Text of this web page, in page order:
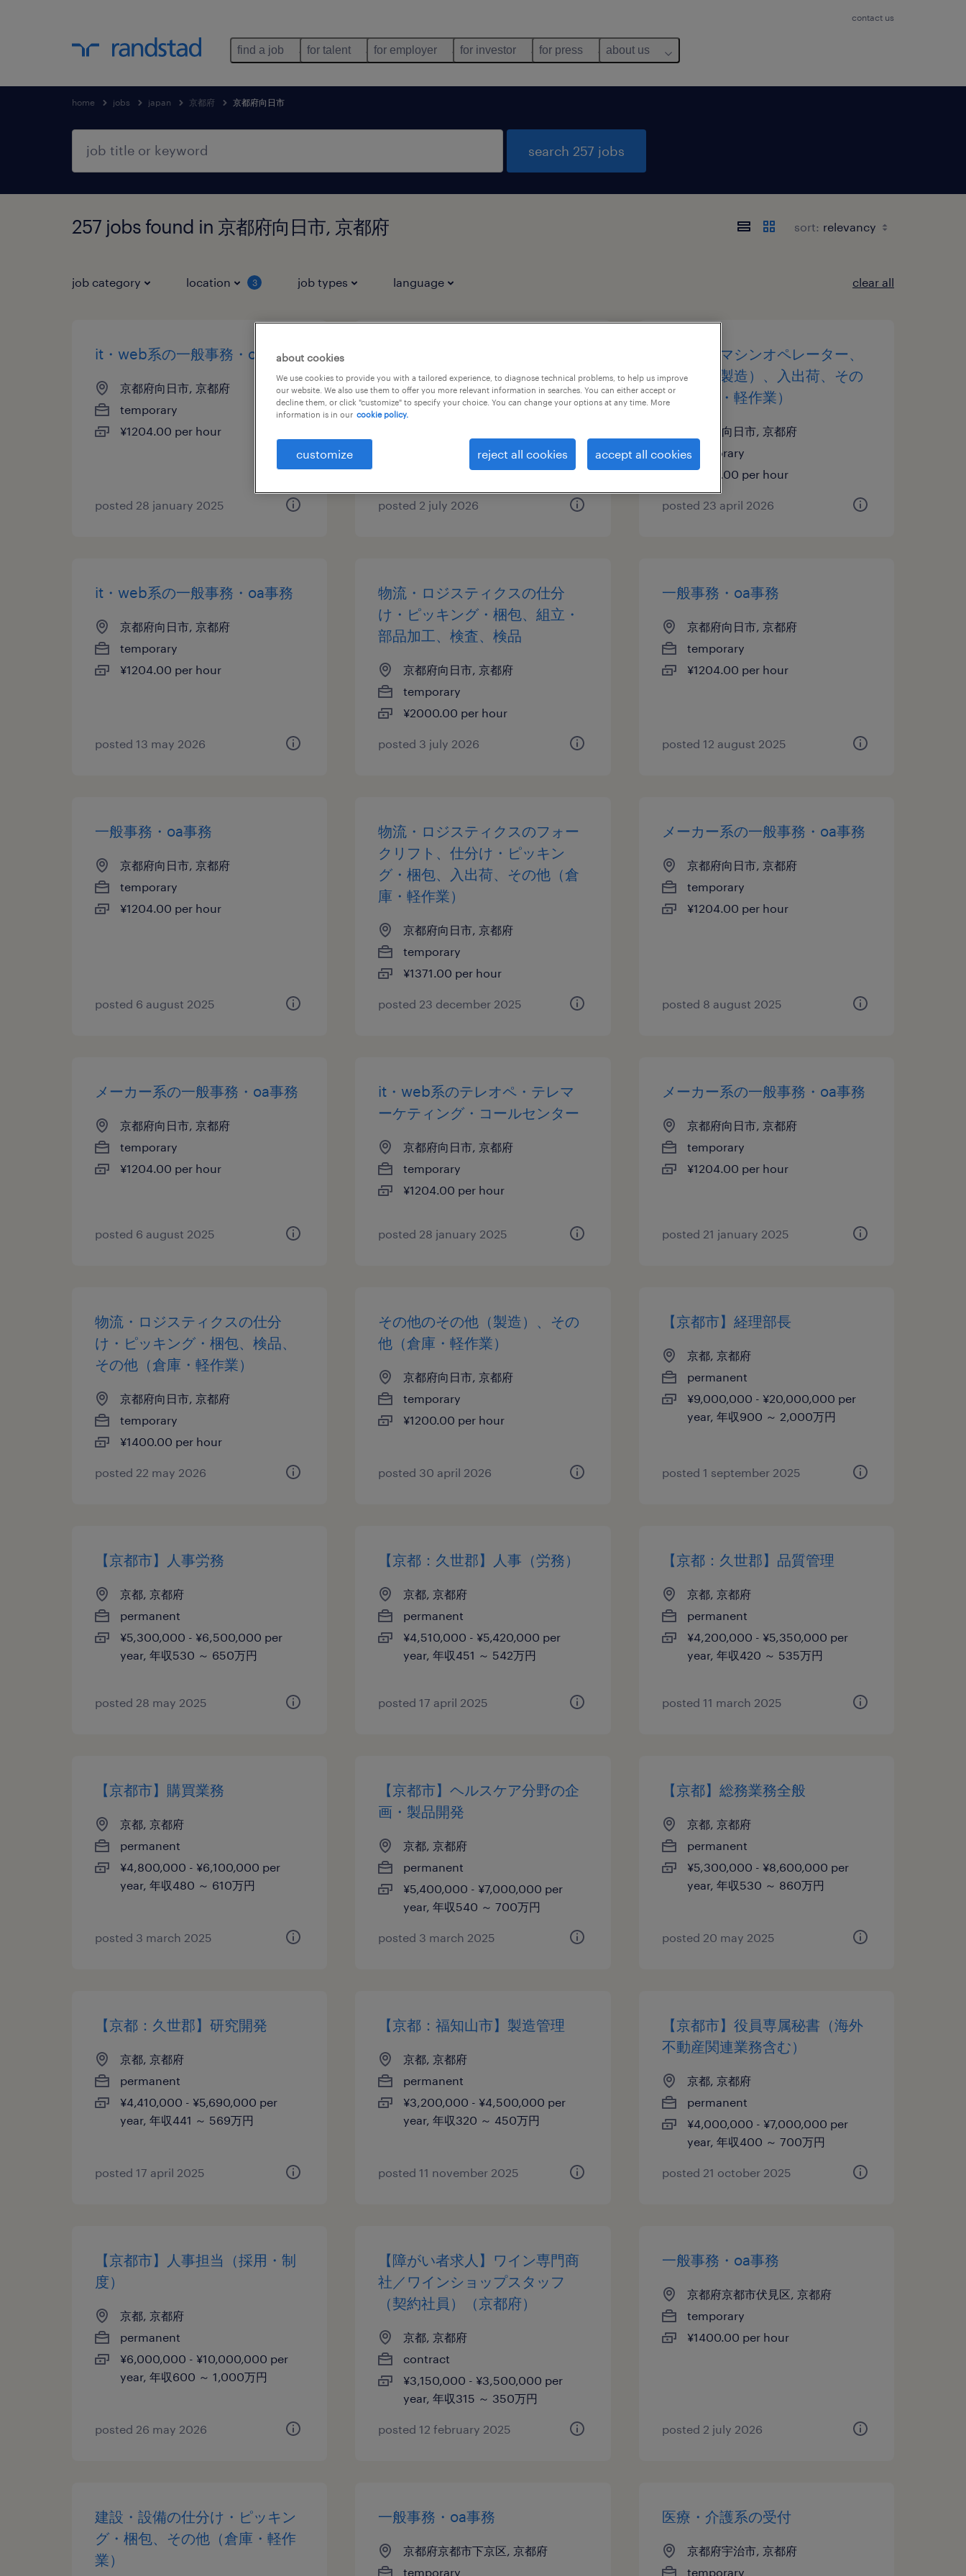
contact us
find a job for talent for employer for investor for press about us
home jobs japan 京都府 京都府向日市
search 257 jobs
257 jobs found in 京都府向日市, 京都府 sort:
job category location 3 job types language clear all
it・web系の一般事務・oa事務
京都府向日市, 京都府
temporary
¥1204.00 per hour
posted 28 january 2025
け・ピッキング・梱包、組立・
部品加工、検査、検品
¥2000.00 per hour
posted 2 july 2026
その他のマシンオペレーター、
その他（製造）、入出荷、その
他（倉庫・軽作業）
京都府向日市, 京都府
temporary
¥1200.00 per hour
posted 23 april 2026
it・web系の一般事務・oa事務
京都府向日市, 京都府
temporary
¥1204.00 per hour
posted 13 may 2026
物流・ロジスティクスの仕分
け・ピッキング・梱包、組立・
部品加工、検査、検品
京都府向日市, 京都府
temporary
¥2000.00 per hour
posted 3 july 2026
一般事務・oa事務
京都府向日市, 京都府
temporary
¥1204.00 per hour
posted 12 august 2025
一般事務・oa事務
京都府向日市, 京都府
temporary
¥1204.00 per hour
posted 6 august 2025
物流・ロジスティクスのフォー
クリフト、仕分け・ピッキン
グ・梱包、入出荷、その他（倉
庫・軽作業）
京都府向日市, 京都府
temporary
¥1371.00 per hour
posted 23 december 2025
メーカー系の一般事務・oa事務
京都府向日市, 京都府
temporary
¥1204.00 per hour
posted 8 august 2025
メーカー系の一般事務・oa事務
京都府向日市, 京都府
temporary
¥1204.00 per hour
posted 6 august 2025
it・web系のテレオペ・テレマ
ーケティング・コールセンター
京都府向日市, 京都府
temporary
¥1204.00 per hour
posted 28 january 2025
メーカー系の一般事務・oa事務
京都府向日市, 京都府
temporary
¥1204.00 per hour
posted 21 january 2025
物流・ロジスティクスの仕分
け・ピッキング・梱包、検品、
その他（倉庫・軽作業）
京都府向日市, 京都府
temporary
¥1400.00 per hour
posted 22 may 2026
その他のその他（製造）、その
他（倉庫・軽作業）
京都府向日市, 京都府
temporary
¥1200.00 per hour
posted 30 april 2026
【京都市】経理部長
京都, 京都府
permanent
¥9,000,000 - ¥20,000,000 per
year, 年収900 ～ 2,000万円
posted 1 september 2025
【京都市】人事労務
京都, 京都府
permanent
¥5,300,000 - ¥6,500,000 per
year, 年収530 ～ 650万円
posted 28 may 2025
【京都：久世郡】人事（労務）
京都, 京都府
permanent
¥4,510,000 - ¥5,420,000 per
year, 年収451 ～ 542万円
posted 17 april 2025
【京都：久世郡】品質管理
京都, 京都府
permanent
¥4,200,000 - ¥5,350,000 per
year, 年収420 ～ 535万円
posted 11 march 2025
【京都市】購買業務
京都, 京都府
permanent
¥4,800,000 - ¥6,100,000 per
year, 年収480 ～ 610万円
posted 3 march 2025
【京都市】ヘルスケア分野の企
画・製品開発
京都, 京都府
permanent
¥5,400,000 - ¥7,000,000 per
year, 年収540 ～ 700万円
posted 3 march 2025
【京都】総務業務全般
京都, 京都府
permanent
¥5,300,000 - ¥8,600,000 per
year, 年収530 ～ 860万円
posted 20 may 2025
【京都：久世郡】研究開発
京都, 京都府
permanent
¥4,410,000 - ¥5,690,000 per
year, 年収441 ～ 569万円
posted 17 april 2025
【京都：福知山市】製造管理
京都, 京都府
permanent
¥3,200,000 - ¥4,500,000 per
year, 年収320 ～ 450万円
posted 11 november 2025
【京都市】役員専属秘書（海外
不動産関連業務含む）
京都, 京都府
permanent
¥4,000,000 - ¥7,000,000 per
year, 年収400 ～ 700万円
posted 21 october 2025
【京都市】人事担当（採用・制
度）
京都, 京都府
permanent
¥6,000,000 - ¥10,000,000 per
year, 年収600 ～ 1,000万円
posted 26 may 2026
【障がい者求人】ワイン専門商
社／ワインショップスタッフ
（契約社員）（京都府）
京都, 京都府
contract
¥3,150,000 - ¥3,500,000 per
year, 年収315 ～ 350万円
posted 12 february 2025
一般事務・oa事務
京都府京都市伏見区, 京都府
temporary
¥1400.00 per hour
posted 2 july 2026
建設・設備の仕分け・ピッキン
グ・梱包、その他（倉庫・軽作
業）
一般事務・oa事務
京都府京都市下京区, 京都府
temporary
医療・介護系の受付
京都府宇治市, 京都府
temporary
about cookies
We use cookies to provide you with a tailored experience, to diagnose technical problems, to help us improve
our website. We also use them to offer you more relevant information in searches. You can either accept or
decline them, or click "customize" to specify your choice. You can change your options at any time. More
information is in our cookie policy.
customize reject all cookies accept all cookies